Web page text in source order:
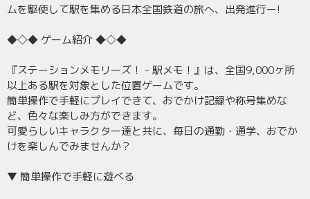
ムを駆使して駅を集める日本全国鉄道の旅へ、出発進行ー!
◆◇◆ ゲーム紹介 ◆◇◆
『ステーションメモリーズ！ - 駅メモ！』は、全国9,000ヶ所
以上ある駅を対象とした位置ゲームです。
簡単操作で手軽にプレイできて、おでかけ記録や称号集めな
ど、色々な楽しみ方ができます。
可愛らしいキャラクター達と共に、毎日の通勤・通学、おでか
けを楽しんでみませんか？
▼ 簡単操作で手軽に遊べる